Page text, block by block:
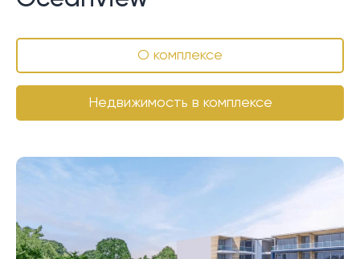
О комплексе
Недвижимость в комплексе